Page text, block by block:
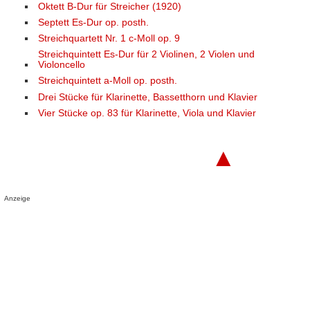
Oktett B-Dur für Streicher (1920)
Septett Es-Dur op. posth.
Streichquartett Nr. 1 c-Moll op. 9
Streichquintett Es-Dur für 2 Violinen, 2 Violen und
Violoncello
Streichquintett a-Moll op. posth.
Drei Stücke für Klarinette, Bassetthorn und Klavier
Vier Stücke op. 83 für Klarinette, Viola und Klavier
▲
Anzeige